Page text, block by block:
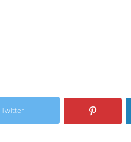
Twitter